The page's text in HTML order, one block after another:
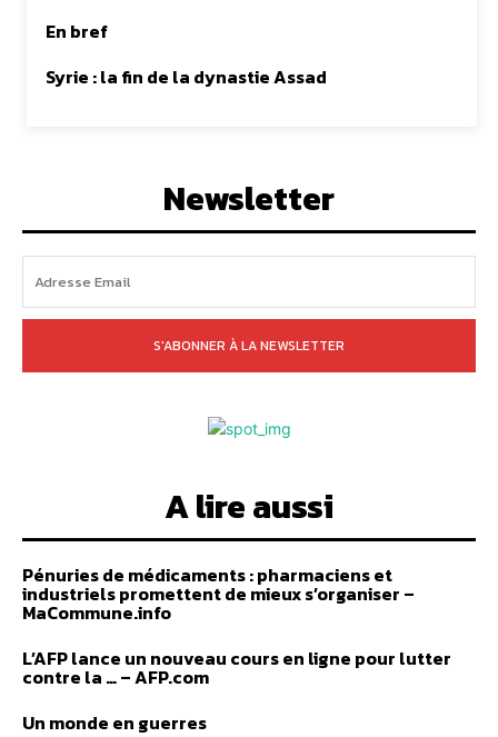
En bref
Syrie : la fin de la dynastie Assad
Newsletter
S'ABONNER À LA NEWSLETTER
A lire aussi
Pénuries de médicaments : pharmaciens et
industriels promettent de mieux s’organiser –
MaCommune.info
L’AFP lance un nouveau cours en ligne pour lutter
contre la … – AFP.com
Un monde en guerres